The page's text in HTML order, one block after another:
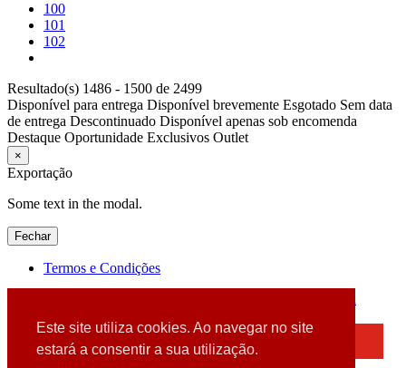
Este site utiliza cookies. Ao navegar no site
estará a consentir a sua utilização.
100
101
102
Resultado(s) 1486 - 1500 de 2499
Disponível para entrega Disponível brevemente Esgotado Sem data
de entrega Descontinuado Disponível apenas sob encomenda
Destaque Oportunidade Exclusivos Outlet
×
Exportação
Some text in the modal.
Fechar
Termos e Condições
Detectamos que está a usar um browser desatualizado